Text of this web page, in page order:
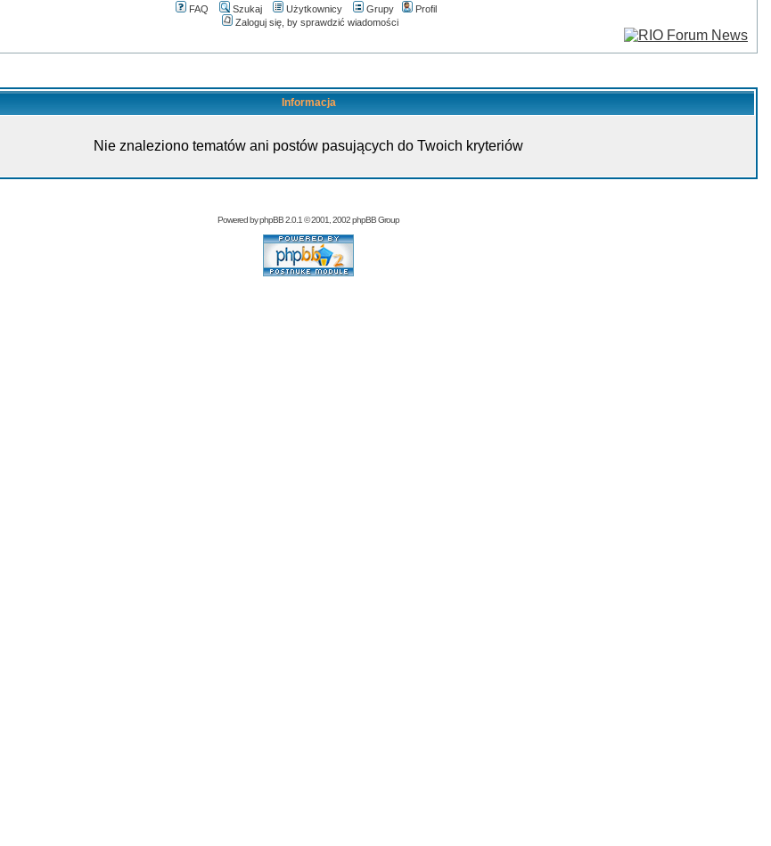
FAQ Szukaj Użytkownicy Grupy
Profil
Zaloguj się, by sprawdzić wiadomości
Informacja
Nie znaleziono tematów ani postów pasujących do Twoich kryteriów
Powered byphpBB2.0.1 © 2001, 2002 phpBB Group